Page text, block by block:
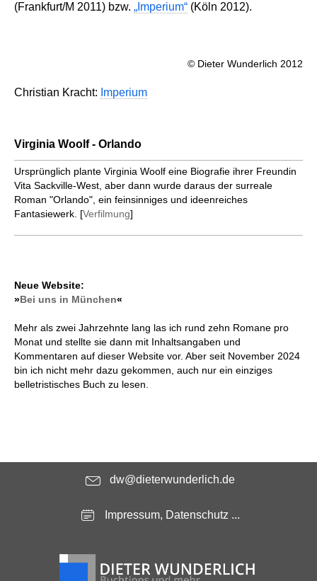
(Frankfurt/M 2011) bzw. „Imperium“ (Köln 2012).
© Dieter Wunderlich 2012
Christian Kracht: Imperium
Virginia Woolf - Orlando
Ursprünglich plante Virginia Woolf eine Biografie ihrer Freundin
Vita Sackville-West, aber dann wurde daraus der surreale
Roman "Orlando", ein feinsinniges und ideenreiches
Fantasiewerk. [Verfilmung]
Neue Website:
»Bei uns in München«
Mehr als zwei Jahrzehnte lang las ich rund zehn Romane pro
Monat und stellte sie dann mit Inhaltsangaben und
Kommentaren auf dieser Website vor. Aber seit November 2024
bin ich nicht mehr dazu gekommen, auch nur ein einziges
belletristisches Buch zu lesen.
dw@dieterwunderlich.de
Impressum, Datenschutz ...